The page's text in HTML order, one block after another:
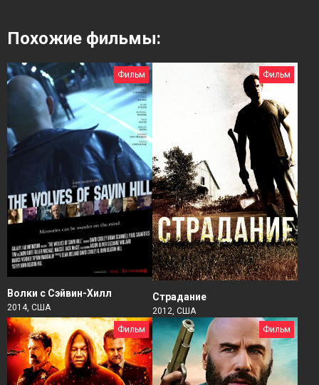
Похожие фильмы:
Фильм
Волки с Сэйвин-Хилл
2014, США
Фильм
Страдание
2012, США
Фильм
Фильм